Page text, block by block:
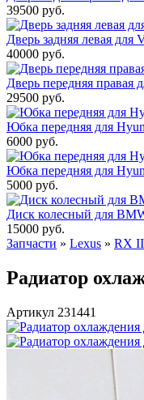
39500 руб.
Дверь задняя левая для
40000 руб.
Дверь передняя правая
29500 руб.
Юбка передняя для
6000 руб.
Юбка передняя для
5000 руб.
Диск колесный для
15000 руб.
Запчасти » Lexus » RX
Радиатор
Артикул 231441